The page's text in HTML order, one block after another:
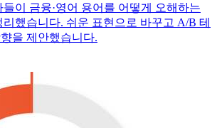
이 금융·영어 용어를 어떻게 오해하는
했습니다. 쉬운 표현으로 바꾸고 A/B 테
을 제안했습니다.